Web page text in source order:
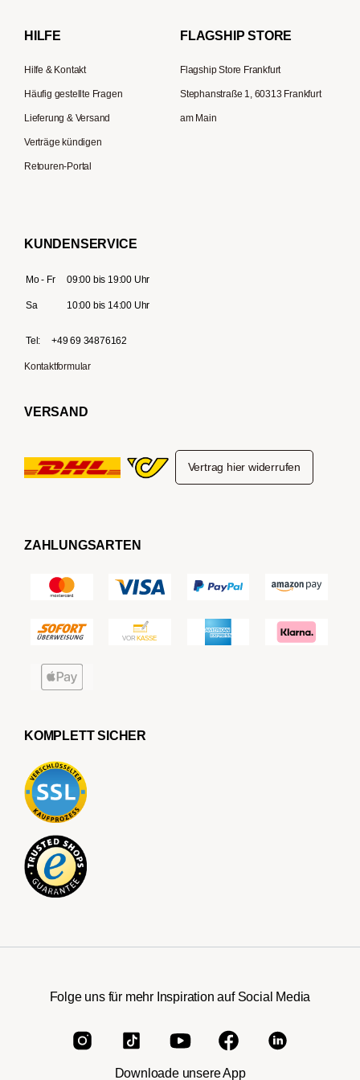
HILFE
Hilfe & Kontakt
Häufig gestellte Fragen
Lieferung & Versand
Verträge kündigen
Retouren-Portal
FLAGSHIP STORE
Flagship Store Frankfurt
Stephanstraße 1, 60313 Frankfurt
am Main
KUNDENSERVICE
Mo - Fr 09:00 bis 19:00 Uhr
Sa 10:00 bis 14:00 Uhr
Tel: +49 69 34876162
Kontaktformular
VERSAND
Vertrag hier widerrufen
ZAHLUNGSARTEN
KOMPLETT SICHER
Folge uns für mehr Inspiration auf Social Media
Downloade unsere App